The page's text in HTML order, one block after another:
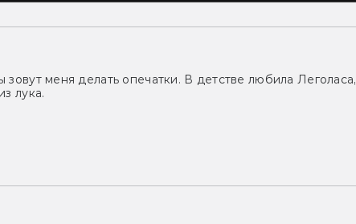
меня делать опечатки. В детстве любила Леголаса,
лука.